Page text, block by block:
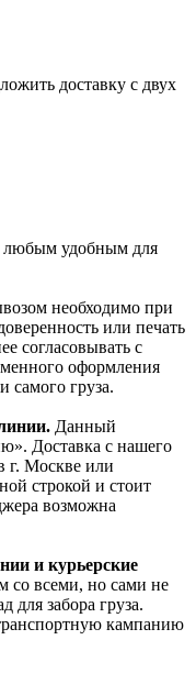
доставку с двух
любым удобным для
необходимо при
или печать
согласовывать с
оформления
самого груза.
Данный
Доставка с нашего
г. Москве или
строкой и стоит
возможна
и курьерские
со всеми, но сами не
для забора груза.
кампанию